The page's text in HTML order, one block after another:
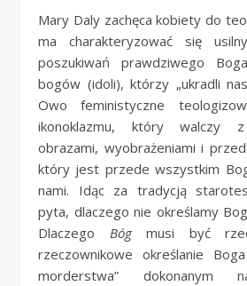
Mary Daly zachęca kobiety do
ma charakteryzować się
poszukiwań prawdziwego
bogów (idoli), którzy „ukradli
Owo feministyczne
ikonoklazmu, który walczy z
obrazami, wyobrażeniami i
który jest przede wszystkim
nami. Idąc za tradycją
pyta, dlaczego nie określamy
Dlaczego Bógmusi być
rzeczownikowe określanie
morderstwa” dokonanym